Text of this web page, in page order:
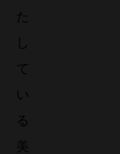
た
て
い
る
美